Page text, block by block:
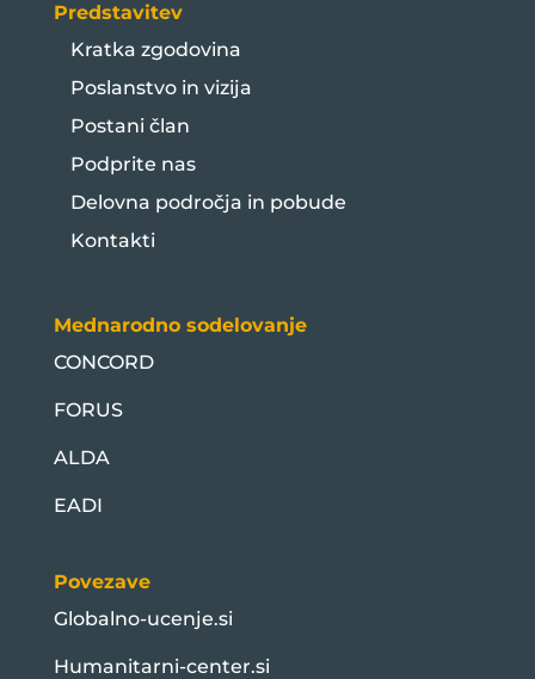
Predstavitev
Kratka zgodovina
Poslanstvo in vizija
Postani član
Podprite nas
Delovna področja in pobude
Kontakti
Mednarodno sodelovanje
CONCORD
FORUS
ALDA
EADI
Povezave
Globalno-ucenje.si
Humanitarni-center.si